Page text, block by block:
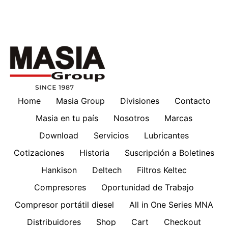
Home Masia Group Divisiones
Contacto
Masia en tu país
Nosotros
Marcas
Download
Servicios
Lubricantes
Cotizaciones
Historia
Suscripción a Boletines
Hankison
Deltech
Filtros Keltec
Compresores
Oportunidad de Trabajo
Compresor portátil diesel
All in One Series MNA
Distribuidores
Shop Cart Checkout